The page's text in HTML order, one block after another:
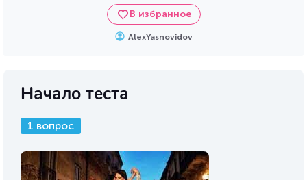
В избранное
AlexYasnovidov
Начало теста
1 вопрос